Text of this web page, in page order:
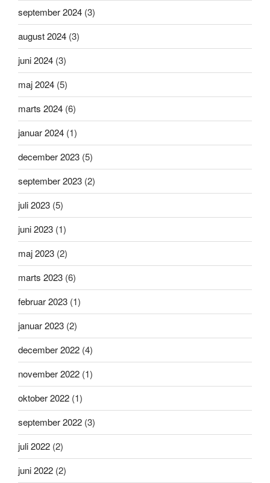
september 2024 (3)
august 2024 (3)
juni 2024 (3)
maj 2024 (5)
marts 2024 (6)
januar 2024 (1)
december 2023 (5)
september 2023 (2)
juli 2023 (5)
juni 2023 (1)
maj 2023 (2)
marts 2023 (6)
februar 2023 (1)
januar 2023 (2)
december 2022 (4)
november 2022 (1)
oktober 2022 (1)
september 2022 (3)
juli 2022 (2)
juni 2022 (2)